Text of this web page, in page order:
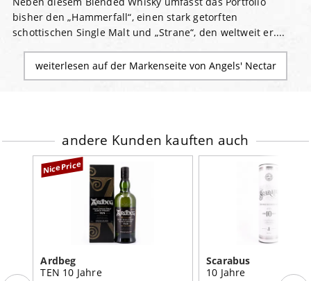
bisher den „Hammerfall“, einen stark getorften
schottischen Single Malt und „Strane“, den weltweit er....
weiterlesen auf der Markenseite von Angels' Nectar
andere Kunden kauften auch
NicePrice
Ardbeg
TEN 10 Jahre
Scarabus
10 Jahre